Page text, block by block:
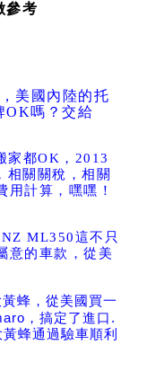
參考
美國內陸的托
OK嗎？交給
家都OK，2013
相關關稅，相關
用計算，嘿嘿！
ML350這不只
意的車款，從美
蜂，從美國買一
，搞定了進口.
蜂通過驗車順利